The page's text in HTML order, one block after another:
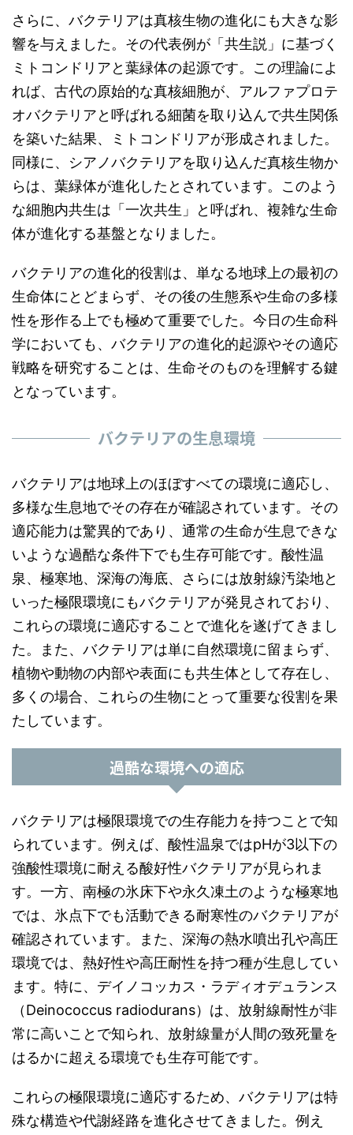
さらに、バクテリアは真核生物の進化にも大きな影
響を与えました。その代表例が「共生説」に基づく
ミトコンドリアと葉緑体の起源です。この理論によ
れば、古代の原始的な真核細胞が、アルファプロテ
オバクテリアと呼ばれる細菌を取り込んで共生関係
を築いた結果、ミトコンドリアが形成されました。
同様に、シアノバクテリアを取り込んだ真核生物か
らは、葉緑体が進化したとされています。このよう
な細胞内共生は「一次共生」と呼ばれ、複雑な生命
体が進化する基盤となりました。
バクテリアの進化的役割は、単なる地球上の最初の
生命体にとどまらず、その後の生態系や生命の多様
性を形作る上でも極めて重要でした。今日の生命科
学においても、バクテリアの進化的起源やその適応
戦略を研究することは、生命そのものを理解する鍵
となっています。
バクテリアの生息環境
バクテリアは地球上のほぼすべての環境に適応し、
多様な生息地でその存在が確認されています。その
適応能力は驚異的であり、通常の生命が生息できな
いような過酷な条件下でも生存可能です。酸性温
泉、極寒地、深海の海底、さらには放射線汚染地と
いった極限環境にもバクテリアが発見されており、
これらの環境に適応することで進化を遂げてきまし
た。また、バクテリアは単に自然環境に留まらず、
植物や動物の内部や表面にも共生体として存在し、
多くの場合、これらの生物にとって重要な役割を果
たしています。
過酷な環境への適応
バクテリアは極限環境での生存能力を持つことで知
られています。例えば、酸性温泉ではpHが3以下の
強酸性環境に耐える酸好性バクテリアが見られま
す。一方、南極の氷床下や永久凍土のような極寒地
では、氷点下でも活動できる耐寒性のバクテリアが
確認されています。また、深海の熱水噴出孔や高圧
環境では、熱好性や高圧耐性を持つ種が生息してい
ます。特に、デイノコッカス・ラディオデュランス
（Deinococcus radiodurans）は、放射線耐性が非
常に高いことで知られ、放射線量が人間の致死量を
はるかに超える環境でも生存可能です。
これらの極限環境に適応するため、バクテリアは特
殊な構造や代謝経路を進化させてきました。例え